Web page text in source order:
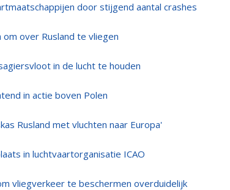
door stijgend aantal crashes
over Rusland te vliegen
in de lucht te houden
in actie boven Polen
Rusland met vluchten naar Europa'
in luchtvaartorganisatie ICAO
vliegverkeer te beschermen overduidelijk